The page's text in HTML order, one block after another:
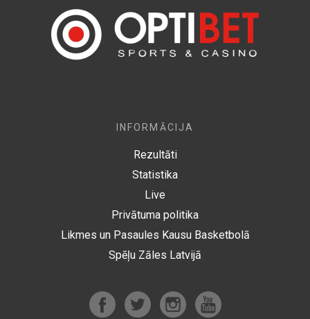
INFORMĀCIJA
Rezultāti
Statistika
Live
Privātuma politika
Likmes un Pasaules Kausu Basketbolā
Spēļu Zāles Latvijā